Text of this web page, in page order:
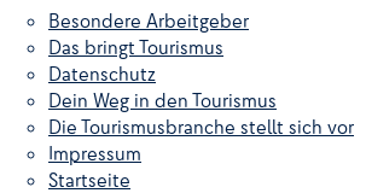
Besondere Arbeitgeber
Das bringt Tourismus
Datenschutz
Dein Weg in den Tourismus
Die Tourismusbranche stellt sich vor
Impressum
Startseite